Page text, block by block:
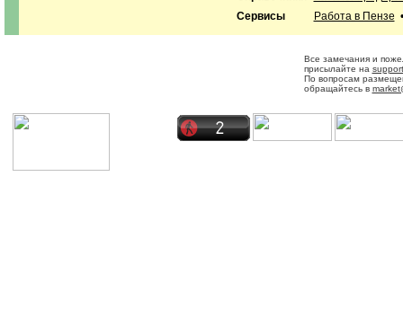
Сервисы
Работа в Пензе
Все замечания и
присылайте на
По вопросам
обращайтесь в